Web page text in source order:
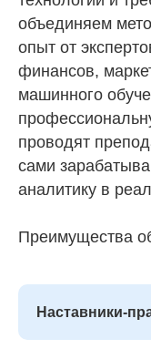
объединяем
опыт от
финансов,
машинного
проводят
сами
аналитику в
Преимущества
Наставники-